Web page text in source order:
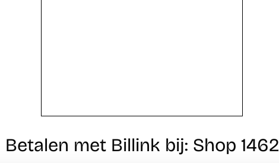
Betalen met Billink bij: Shop 1462